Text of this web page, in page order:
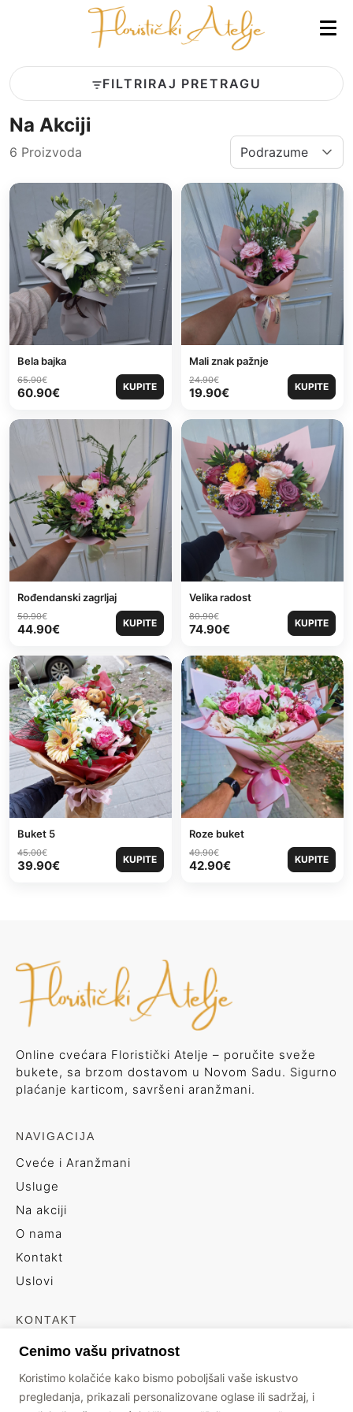
FILTRIRAJ PRETRAGU
Na Akciji
6 Proizvoda
Bela bajka
65.90€
60.90€ KUPITE
Mali znak pažnje
24.90€
19.90€ KUPITE
Rođendanski zagrljaj
50.90€
44.90€ KUPITE
Velika radost
80.90€
74.90€ KUPITE
Buket 5
45.00€
39.90€ KUPITE
Roze buket
49.90€
42.90€ KUPITE
Online cvećara Floristički Atelje – poručite sveže
bukete, sa brzom dostavom u Novom Sadu. Sigurno
plaćanje karticom, savršeni aranžmani.
NAVIGACIJA
Cveće i Aranžmani
Usluge
Na akciji
O nama
Kontakt
Uslovi
KONTAKT
+381 66 6439496
info@floristickiatelje.rs
Branimira Ćosića 17
Cenimo vašu privatnost
Koristimo kolačiće kako bismo poboljšali vaše iskustvo
pregledanja, prikazali personalizovane oglase ili sadržaj, i